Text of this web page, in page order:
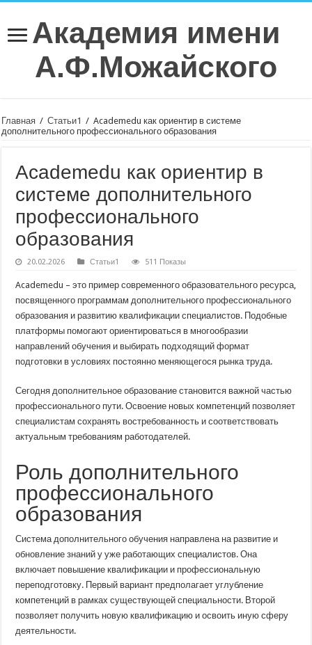
Академия имени
А.Ф.Можайского
Главная / Статьи1 / Academedu как ориентир в системе
дополнительного профессионального образования
Academedu как ориентир в
системе дополнительного
профессионального
образования
20.02.2026 Статьи1 511 Показы
Academedu – это пример современного образовательного ресурса,
посвященного программам дополнительного профессионального
образования и развитию квалификации специалистов. Подобные
платформы помогают ориентироваться в многообразии
направлений обучения и выбирать подходящий формат
подготовки в условиях постоянно меняющегося рынка труда.
Сегодня дополнительное образование становится важной частью
профессионального пути. Освоение новых компетенций позволяет
специалистам сохранять востребованность и соответствовать
актуальным требованиям работодателей.
Роль дополнительного
профессионального
образования
Система дополнительного обучения направлена на развитие и
обновление знаний у уже работающих специалистов. Она
включает повышение квалификации и профессиональную
переподготовку. Первый вариант предполагает углубление
компетенций в рамках существующей специальности. Второй
позволяет получить новую квалификацию и освоить иную сферу
деятельности.